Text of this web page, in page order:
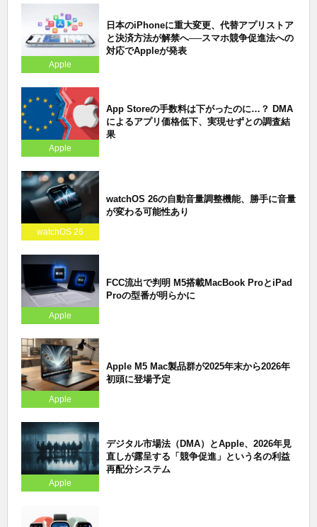
Apple
日本のiPhoneに重大変更、代替アプリストア
と決済方法が解禁へ──スマホ競争促進法への
対応でAppleが発表
Apple
App Storeの手数料は下がったのに…？ DMA
によるアプリ価格低下、実現せずとの調査結
果
watchOS 26
watchOS 26の自動音量調整機能、勝手に音量
が変わる可能性あり
Apple
FCC流出で判明 M5搭載MacBook ProとiPad
Proの型番が明らかに
Apple
Apple M5 Mac製品群が2025年末から2026年
初頭に登場予定
Apple
デジタル市場法（DMA）とApple、2026年見
直しが露呈する「競争促進」という名の利益
再配分システム